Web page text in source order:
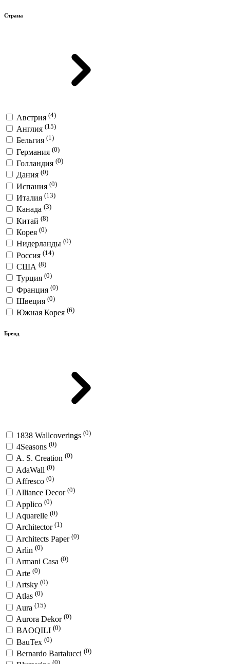
Страна
Австрия (4)
Англия (15)
Бельгия (1)
Германия (0)
Голландия (0)
Дания (0)
Испания (0)
Италия (13)
Канада (3)
Китай (8)
Корея (0)
Нидерланды (0)
Россия (14)
США (8)
Турция (0)
Франция (0)
Швеция (0)
Южная Корея (6)
Бренд
1838 Wallcoverings (0)
4Seasons (0)
A. S. Creation (0)
AdaWall (0)
Affresco (0)
Alliance Decor (0)
Applico (0)
Aquarelle (0)
Architector (1)
Architects Paper (0)
Arlin (0)
Armani Casa (0)
Arte (0)
Artsky (0)
Atlas (0)
Aura (15)
Aurora Dekor (0)
BAOQILI (0)
BauTex (0)
Bernardo Bartalucci (0)
(0)